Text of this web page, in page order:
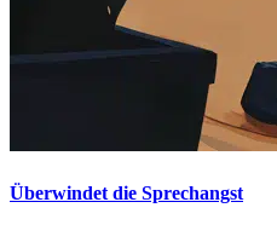
Überwindet die Sprechangst